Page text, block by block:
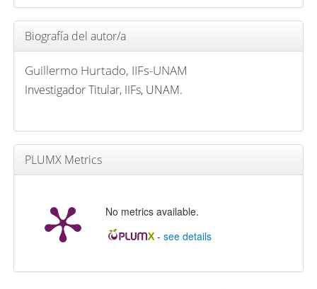
Biografía del autor/a
Guillermo Hurtado, IIFs-UNAM
Investigador Titular, IIFs, UNAM.
PLUMX Metrics
No metrics available.
-see details